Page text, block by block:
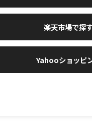
楽天市場
Yahooショッピ